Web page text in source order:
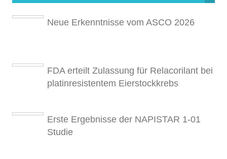
Neue Erkenntnisse vom ASCO 2026
FDA erteilt Zulassung für Relacorilant bei
platinresistentem Eierstockkrebs
Erste Ergebnisse der NAPISTAR 1-01
Studie